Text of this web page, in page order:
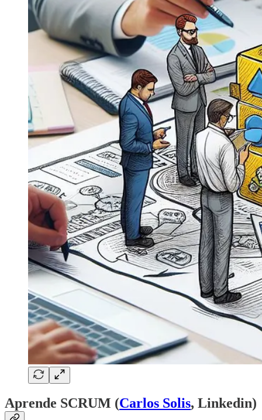
Aprende SCRUM (Carlos Solis, Linkedin)